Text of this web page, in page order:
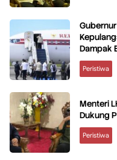
Dampak
Peristiwa
Menteri
Dukung
Peristiwa